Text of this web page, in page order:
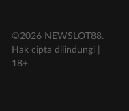
©2026 NEWSLOT88.
Hak cipta dilindungi |
18+